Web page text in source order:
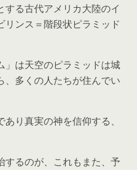
する古代アメリカ大陸のイ
リンス＝階段状ピラミッド
」は天空のピラミッドは城
、多くの人たちが住んでい
り真実の神を信仰する、
するのが、これもまた、予